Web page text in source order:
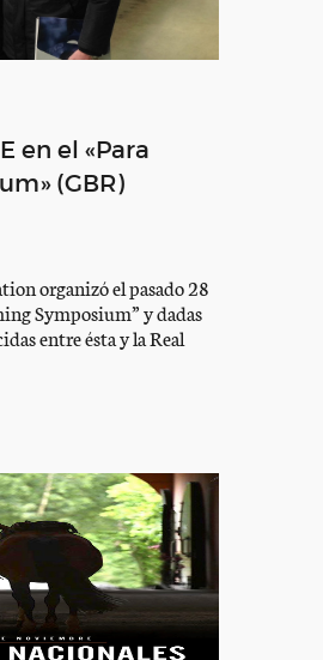
en el «Para
(GBR)
organizó el pasado 28
Symposium” y dadas
entre ésta y la Real
asistir al mismo la